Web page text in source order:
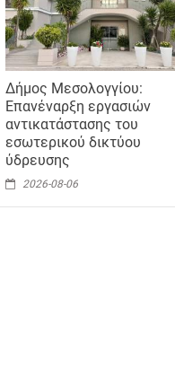
Δήμος Μεσολογγίου:
Επανέναρξη εργασιών
αντικατάστασης του
εσωτερικού δικτύου
ύδρευσης
2026-08-06